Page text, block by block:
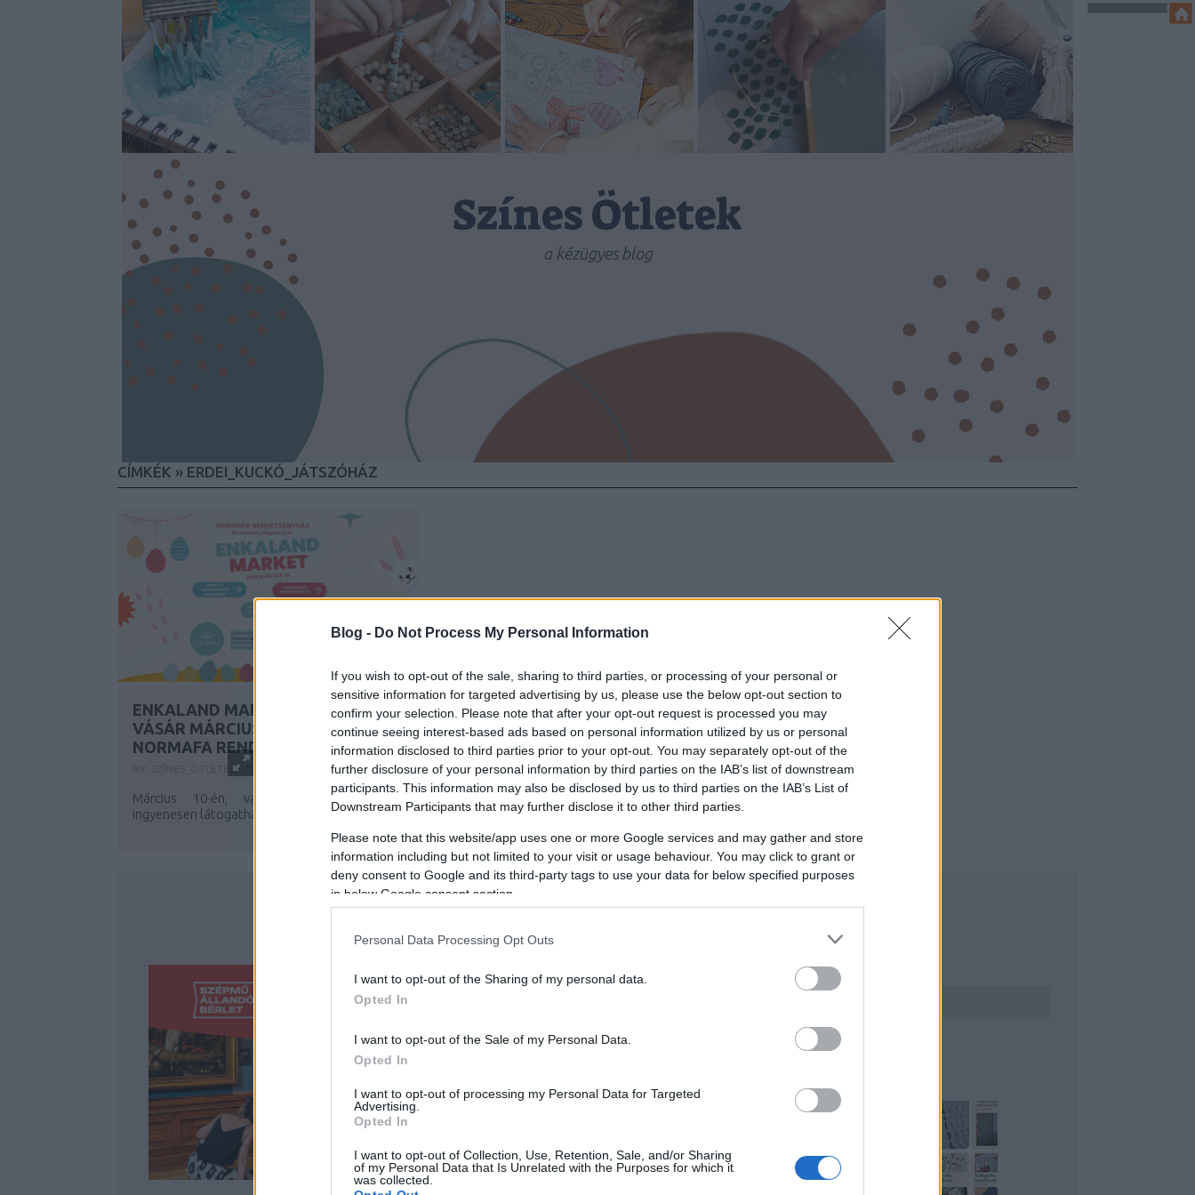
Blog - Do Not Process My Personal Information
If you wish to opt-out of the sale, sharing to third parties, or processing of your personal or
sensitive information for targeted advertising by us, please use the below opt-out section to
confirm your selection. Please note that after your opt-out request is processed you may
continue seeing interest-based ads based on personal information utilized by us or personal
information disclosed to third parties prior to your opt-out. You may separately opt-out of the
further disclosure of your personal information by third parties on the IAB’s list of downstream
participants. This information may also be disclosed by us to third parties on the IAB’s List of
Downstream Participants that may further disclose it to other third parties.
Please note that this website/app uses one or more Google services and may gather and store
information including but not limited to your visit or usage behaviour. You may click to grant or
deny consent to Google and its third-party tags to use your data for below specified purposes
in below Google consent section.
Personal Data Processing Opt Outs
I want to opt-out of the Sharing of my personal data.
Opted In
I want to opt-out of the Sale of my Personal Data.
Opted In
I want to opt-out of processing my Personal Data for Targeted
Advertising.
Opted In
I want to opt-out of Collection, Use, Retention, Sale, and/or Sharing
of my Personal Data that Is Unrelated with the Purposes for which it
was collected.
Színes Ötletek
a kézügyes blog
CÍMKÉK » ERDEI_KUCKÓ_JÁTSZÓHÁZ
ENKALAND MARKET HÚSVÉTI
VÁSÁR MÁRCIUS 10-ÉN A
NORMAFA RENDEZVÉNYHÁZBAN
SZÍNES_ÖTLETEK2024. MÁR 05.
Március 10-én, vasárnap egy izgalmas,
ingyenesen látogatható program vár...
KERESÉS